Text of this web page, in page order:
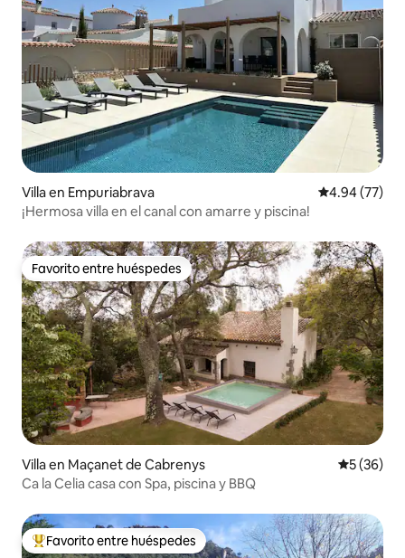
Villa en Empuriabrava Calificación
4.94 (77)
¡Hermosa villa en el canal con amarre y piscina!
Favorito entre huéspedes
Favorito entre huéspedes
Villa en Maçanet de Cabrenys
5 (36)
Ca la Celia casa con Spa, piscina y BBQ
Favorito entre huéspedes preferido
Favorito entre huéspedes